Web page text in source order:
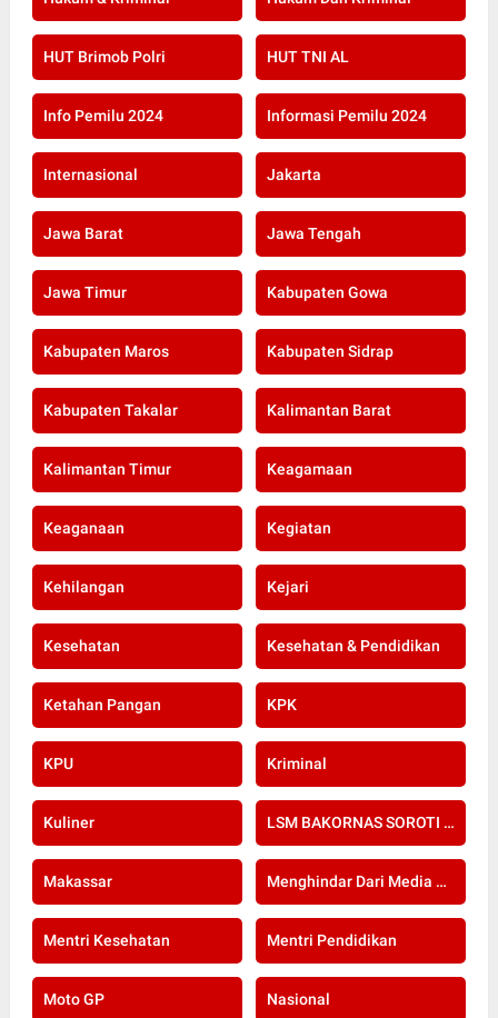
HUT Brimob Polri HUT TNI AL
Info Pemilu 2024 Informasi Pemilu 2024
Internasional Jakarta
Jawa Barat Jawa Tengah
Jawa Timur Kabupaten Gowa
Kabupaten Maros Kabupaten Sidrap
Kabupaten Takalar Kalimantan Barat
Kalimantan Timur Keagamaan
Keaganaan Kegiatan
Kehilangan Kejari
Kesehatan Kesehatan & Pendidikan
Ketahan Pangan KPK
KPU Kriminal
Kuliner LSM BAKORNAS SOROTI RE-SERTIFIKASI KOMPETENSI APOTEKER YANG DI SELENGGARAKAN OLEH KOLEGIUM FARMASI
Makassar Menghindar Dari Media Setelah Terbongkar Kasus Dugaan Gratifikasi Komisioner KPU Kota Bogor
Mentri Kesehatan Mentri Pendidikan
Moto GP Nasional